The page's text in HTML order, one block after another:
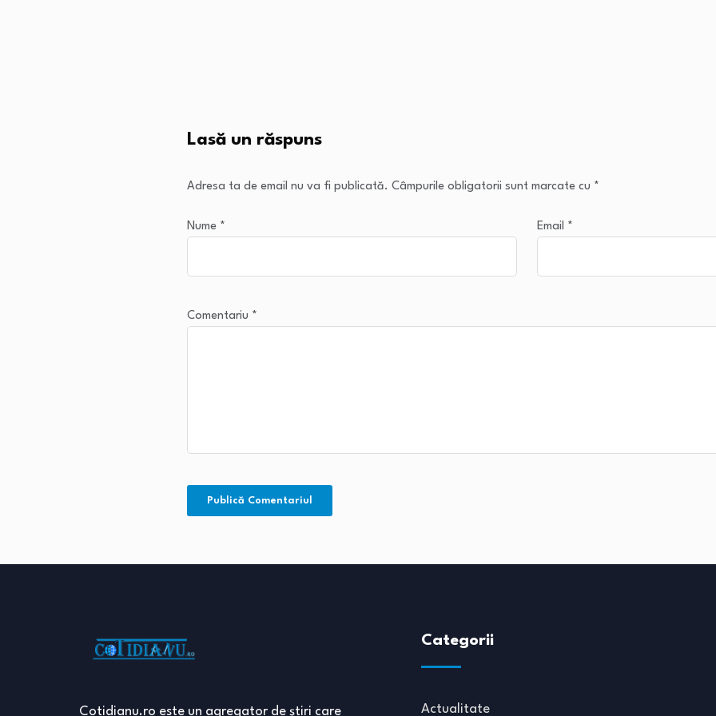
Lasă un răspuns
Adresa ta de email nu va fi publicată. Câmpurile obligatorii sunt marcate cu *
Nume * Email *
Comentariu *
Cotidianu.ro este un agregator de ştiri care
Categorii
Actualitate